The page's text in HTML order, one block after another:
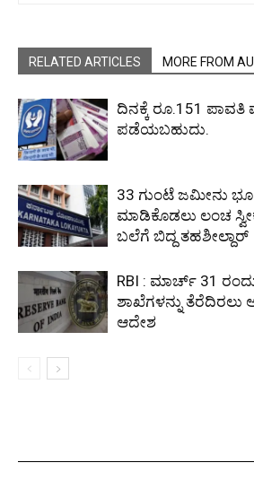
RELATED ARTICLES MORE FROM
ದಿನಕ್ಕೆ ರೂ.151 ಪಾವತಿ
ಪಡೆಯಬಹುದು.
33 ಗುಂಟೆ ಜಮೀನು
ಮಾಡಿಕೊಡಲು ಲಂಚ
ಬಲೆಗೆ ಬಿದ್ದ ತಹಶೀಲ್ದಾರ್
RBI : ಮಾರ್ಚ್ 31
ಶಾಖೆಗಳನ್ನು
ಆದೇಶ